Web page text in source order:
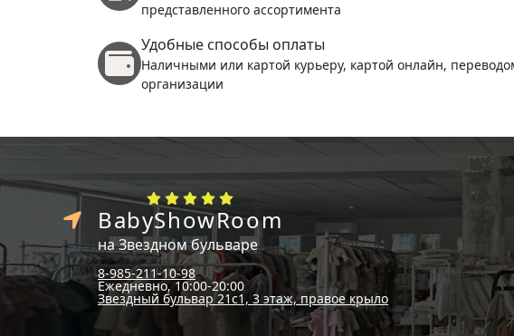
представленного ассортимента
Удобные способы оплаты
Наличными или картой курьеру, картой онлайн,
организации
BabyShowRoom
на Звездном бульваре
8-985-211-10-98
Ежедневно, 10:00-20:00
Звездный бульвар 21с1, 3 этаж, правое крыло